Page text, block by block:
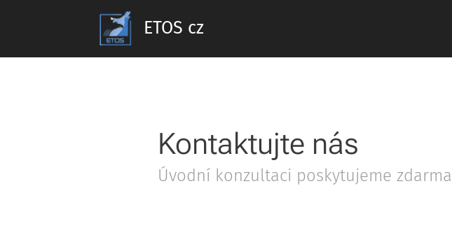
ETOS cz
Kontaktujte nás
Úvodní konzultaci poskytujeme zdarma